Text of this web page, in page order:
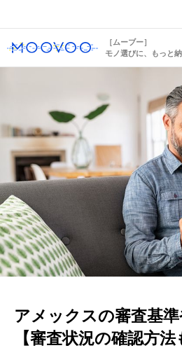
［ムーブー］
モノ選びに、もっと納
アメックスの審査基
【審査状況の確認方法